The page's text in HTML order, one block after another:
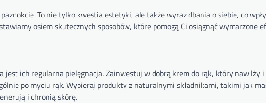
To nie tylko kwestia estetyki, ale także wyraz dbania o siebie, co
osiem skutecznych sposobów, które pomogą Ci osiągnąć wymarzone
jest ich regularna pielęgnacja. Zainwestuj w dobrą krem do rąk, który nawilży
po myciu rąk. Wybieraj produkty z naturalnymi składnikami, takimi jak
i chronią skórę.